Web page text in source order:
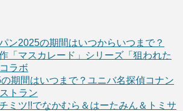
ン2025の期間はいつからいつまで？
「マスカレード」シリーズ「狙われた
ラボ
期間はいつまで？ユニバ名探偵コナン
トラン
ミツ!!でなかむら＆はーたみん＆トミサ